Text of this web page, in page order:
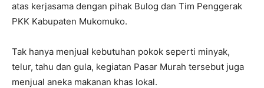
atas kerjasama dengan pihak Bulog dan Tim Penggerak
PKK Kabupaten Mukomuko.
Tak hanya menjual kebutuhan pokok seperti minyak,
telur, tahu dan gula, kegiatan Pasar Murah tersebut juga
menjual aneka makanan khas lokal.